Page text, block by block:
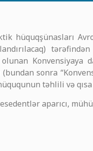
hüquqşünasları
Konvensiyaya
(bundan sonra
təhlili və
aparıcı,